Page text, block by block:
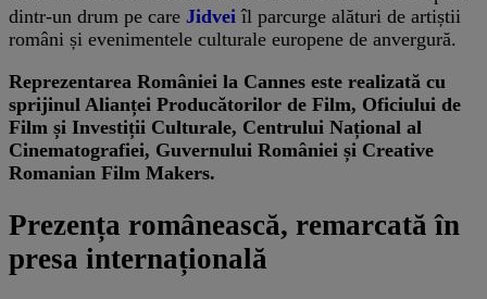
dintr-un drum pe care Jidvei îl parcurge alături de artiștii
români și evenimentele culturale europene de anvergură.
Reprezentarea României la Cannes este realizată cu
sprijinul Alianței Producătorilor de Film, Oficiului de
Film și Investiții Culturale, Centrului Național al
Cinematografiei, Guvernului României și Creative
Romanian Film Makers.
Prezența românească, remarcată în
presa internațională